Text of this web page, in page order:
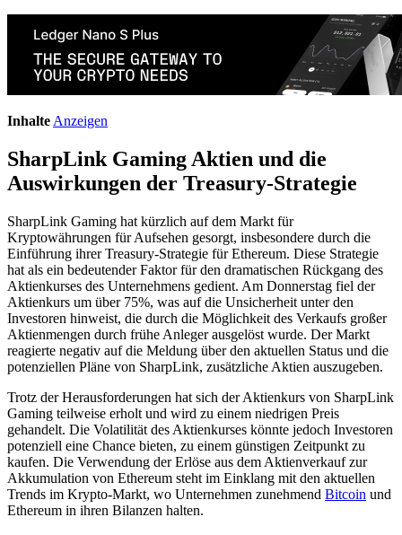
Inhalte Anzeigen
SharpLink Gaming Aktien und die
Auswirkungen der Treasury-Strategie
SharpLink Gaming hat kürzlich auf dem Markt für
Kryptowährungen für Aufsehen gesorgt, insbesondere durch die
Einführung ihrer Treasury-Strategie für Ethereum. Diese Strategie
hat als ein bedeutender Faktor für den dramatischen Rückgang des
Aktienkurses des Unternehmens gedient. Am Donnerstag fiel der
Aktienkurs um über 75%, was auf die Unsicherheit unter den
Investoren hinweist, die durch die Möglichkeit des Verkaufs großer
Aktienmengen durch frühe Anleger ausgelöst wurde. Der Markt
reagierte negativ auf die Meldung über den aktuellen Status und die
potenziellen Pläne von SharpLink, zusätzliche Aktien auszugeben.
Trotz der Herausforderungen hat sich der Aktienkurs von SharpLink
Gaming teilweise erholt und wird zu einem niedrigen Preis
gehandelt. Die Volatilität des Aktienkurses könnte jedoch Investoren
potenziell eine Chance bieten, zu einem günstigen Zeitpunkt zu
kaufen. Die Verwendung der Erlöse aus dem Aktienverkauf zur
Akkumulation von Ethereum steht im Einklang mit den aktuellen
Trends im Krypto-Markt, wo Unternehmen zunehmend Bitcoin und
Ethereum in ihren Bilanzen halten.